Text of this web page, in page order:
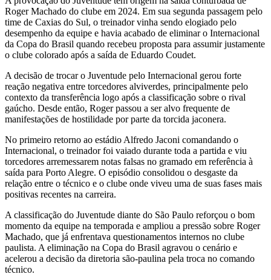
Roger Machado do clube em 2024. Em sua segunda passagem pelo
time de Caxias do Sul, o treinador vinha sendo elogiado pelo
desempenho da equipe e havia acabado de eliminar o Internacional
da Copa do Brasil quando recebeu proposta para assumir justamente
o clube colorado após a saída de Eduardo Coudet.
A decisão de trocar o Juventude pelo Internacional gerou forte
reação negativa entre torcedores alviverdes, principalmente pelo
contexto da transferência logo após a classificação sobre o rival
gaúcho. Desde então, Roger passou a ser alvo frequente de
manifestações de hostilidade por parte da torcida jaconera.
No primeiro retorno ao estádio Alfredo Jaconi comandando o
Internacional, o treinador foi vaiado durante toda a partida e viu
torcedores arremessarem notas falsas no gramado em referência à
saída para Porto Alegre. O episódio consolidou o desgaste da
relação entre o técnico e o clube onde viveu uma de suas fases mais
positivas recentes na carreira.
A classificação do Juventude diante do São Paulo reforçou o bom
momento da equipe na temporada e ampliou a pressão sobre Roger
Machado, que já enfrentava questionamentos internos no clube
paulista. A eliminação na Copa do Brasil agravou o cenário e
acelerou a decisão da diretoria são-paulina pela troca no comando
técnico.